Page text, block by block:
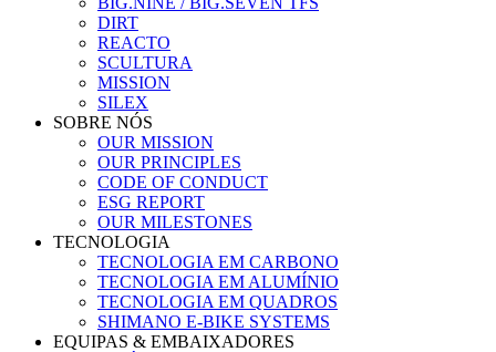
DIRT
REACTO
SCULTURA
MISSION
SILEX
SOBRE NÓS
OUR MISSION
OUR PRINCIPLES
CODE OF CONDUCT
ESG REPORT
OUR MILESTONES
TECNOLOGIA
TECNOLOGIA EM CARBONO
TECNOLOGIA EM ALUMÍNIO
TECNOLOGIA EM QUADROS
SHIMANO E-BIKE SYSTEMS
EQUIPAS & EMBAIXADORES